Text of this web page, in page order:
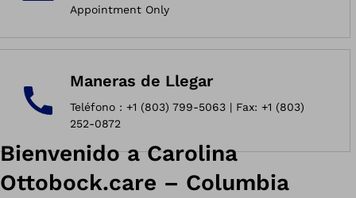
Appointment Only
Maneras de Llegar
Teléfono : +1 (803) 799-5063 | Fax: +1 (803)
252-0872
Bienvenido a Carolina
Ottobock.care – Columbia